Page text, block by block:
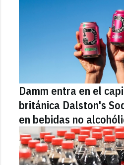
Damm entra en el
británica Dalston's
en bebidas no